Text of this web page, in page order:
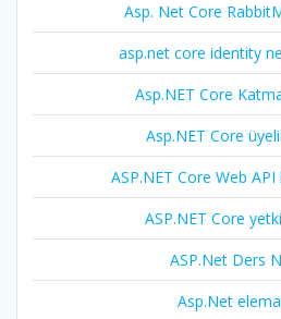
Asp. Net Core
asp.net core identity ne
Asp.NET Core
Asp.NET Core
ASP.NET Core Web
ASP.NET Core
ASP.Net Ders
Asp.Net